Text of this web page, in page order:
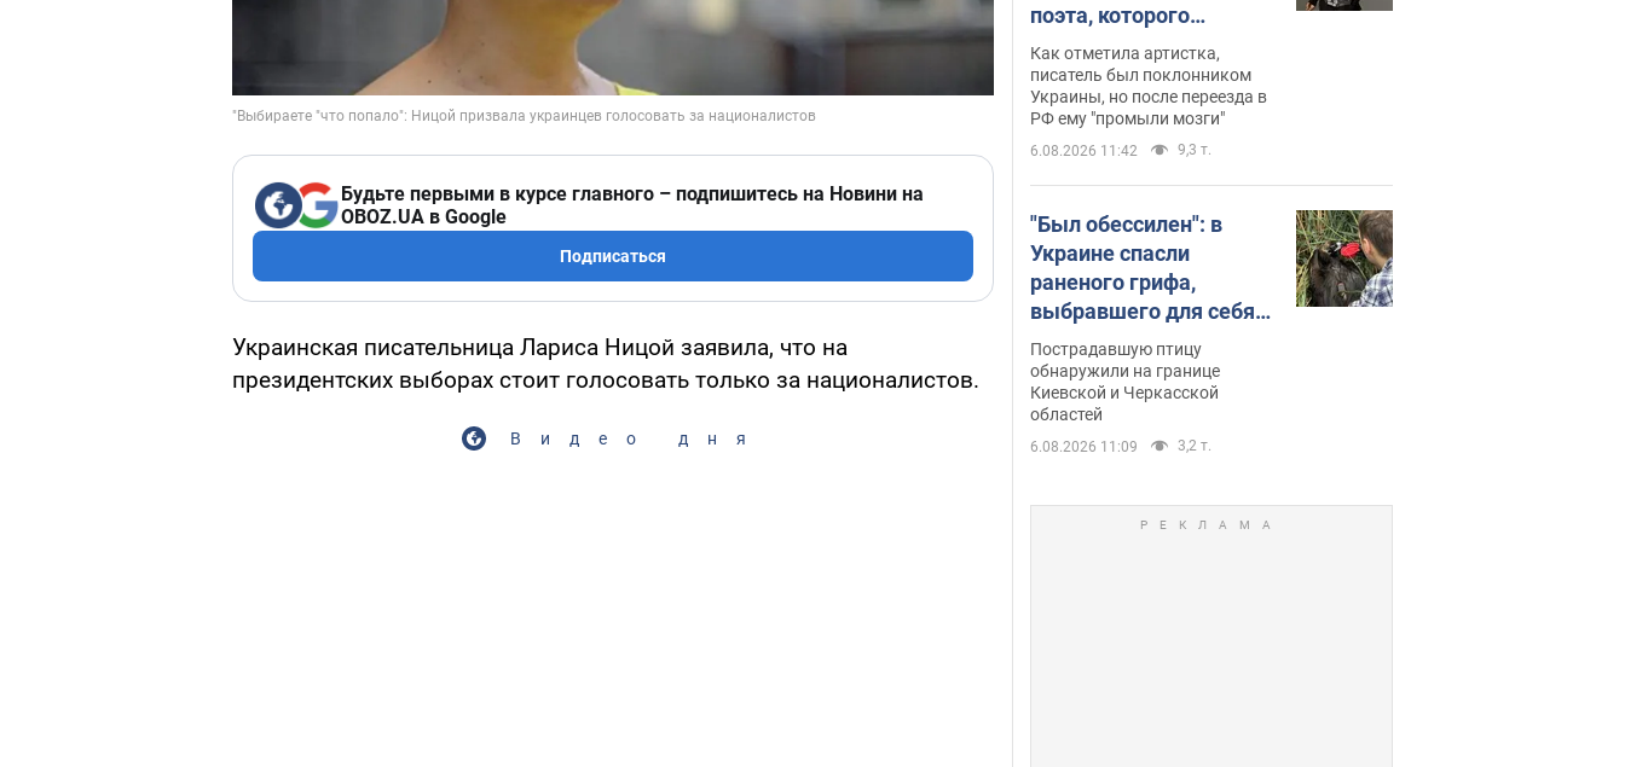
Будьте первыми в курсе главного – подпишитесь на Новини на
OBOZ.UA в Google
Подписаться
Украинская писательница Лариса Ницой заявила, что на
президентских выборах стоит голосовать только за националистов.
Видео дня
поэта, которого
"зазомбировали": он
даже русского не знал,
а теперь хочет
геноцида украинцев
Как отметила артистка,
писатель был поклонником
Украины, но после переезда в
РФ ему "промыли мозги"
6.08.2026 11:42 9,3 т.
"Был обессилен": в
Украине спасли
раненого грифа,
выбравшего для себя
нетипичный маршрут.
Фото
Пострадавшую птицу
обнаружили на границе
Киевской и Черкасской
областей
6.08.2026 11:09 3,2 т.